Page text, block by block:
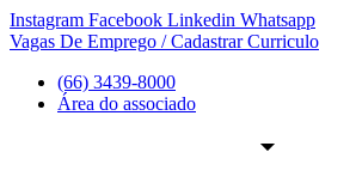
Ir
para
conteúdo
Instagram Facebook Linkedin Whatsapp
Vagas De Emprego / Cadastrar Curriculo
(66) 3439-8000
Área do associado